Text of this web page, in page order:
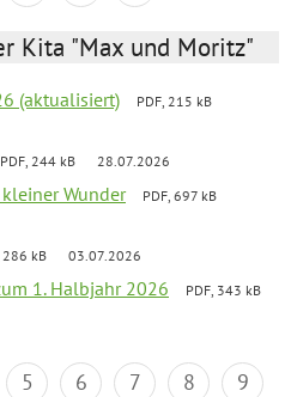
Kita "Max und Moritz"
(aktualisiert)
PDF, 215 kB
PDF, 244 kB 28.07.2026
Wunder
PDF, 697 kB
286 kB 03.07.2026
1. Halbjahr 2026
PDF, 343 kB
5 6 7 8
9